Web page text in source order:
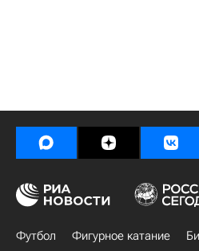
Футбол Фигурное катание